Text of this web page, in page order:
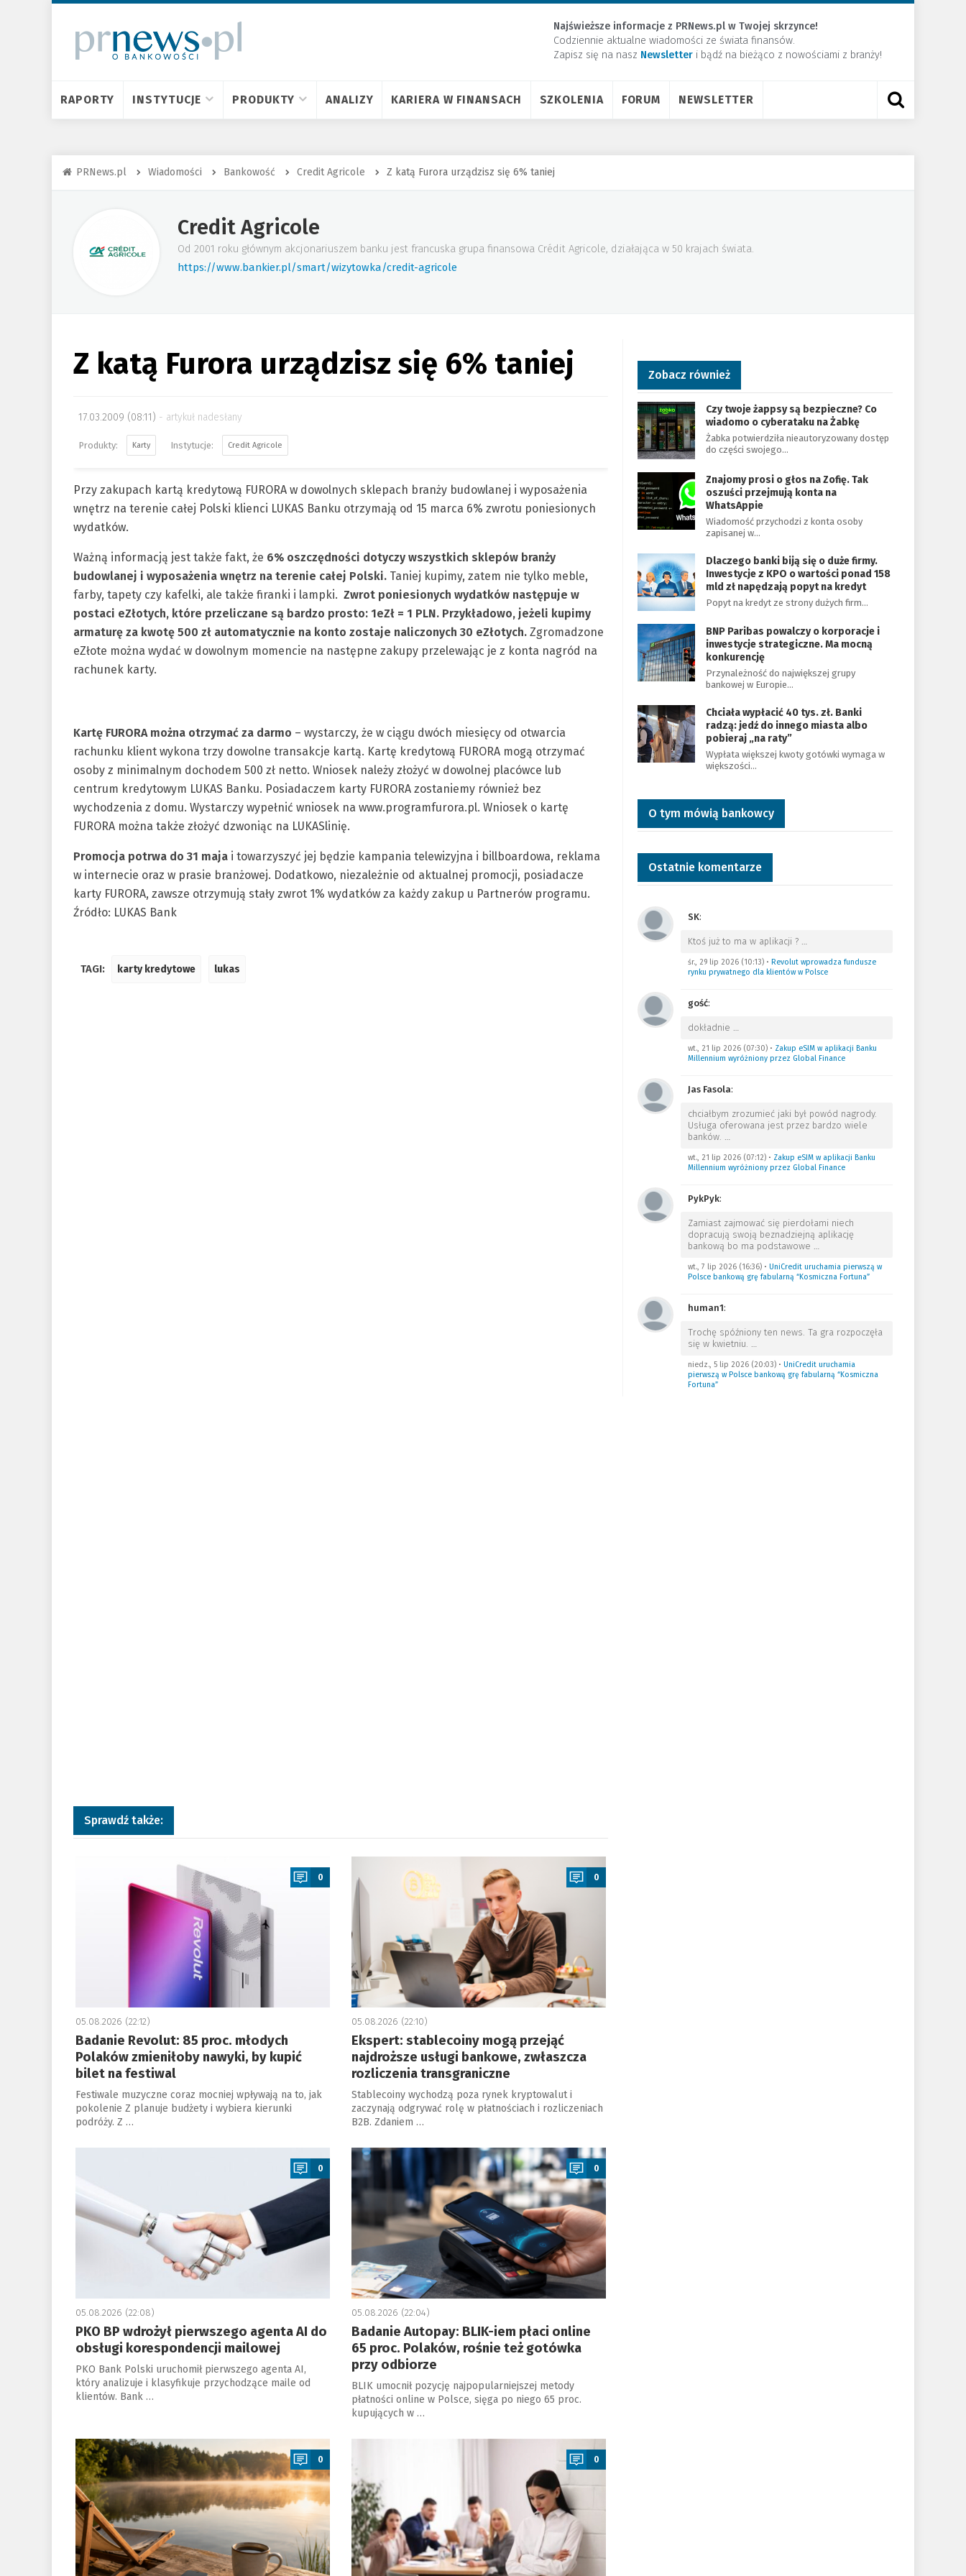
Najświeższe informacje z PRNews.pl w Twojej skrzynce!
Codziennie aktualne wiadomości ze świata finansów.
Zapisz się na nasz Newsletter ​i bądź na bieżąco z nowościami z branży!
RAPORTY INSTYTUCJE PRODUKTY ANALIZY KARIERA W FINANSACH SZKOLENIA FORUM NEWSLETTER
PRNews.pl Wiadomości Bankowość Credit Agricole Z katą Furora urządzisz się 6% taniej
Credit Agricole
Od 2001 roku głównym akcjonariuszem banku jest francuska grupa finansowa Crédit Agricole, działająca w 50 krajach świata.
https://www.bankier.pl/smart/wizytowka/credit-agricole
Z katą Furora urządzisz się 6% taniej
17.03.2009 (08:11) artykuł nadesłany
Karty Credit Agricole
Przy zakupach kartą kredytową FURORA w dowolnych sklepach branży budowlanej i wyposażenia
wnętrz na terenie całej Polski klienci LUKAS Banku otrzymają od 15 marca 6% zwrotu poniesionych
wydatków.
Ważną informacją jest także fakt, że 6% oszczędności dotyczy wszystkich sklepów branży
budowlanej i wyposażenia wnętrz na terenie całej Polski. Taniej kupimy, zatem nie tylko meble,
farby, tapety czy kafelki, ale także firanki i lampki. Zwrot poniesionych wydatków następuje w
postaci eZłotych, które przeliczane są bardzo prosto: 1eZł = 1 PLN. Przykładowo, jeżeli kupimy
armaturę za kwotę 500 zł automatycznie na konto zostaje naliczonych 30 eZłotych. Zgromadzone
eZłote można wydać w dowolnym momencie na następne zakupy przelewając je z konta nagród na
rachunek karty.
Kartę FURORA można otrzymać za darmo – wystarczy, że w ciągu dwóch miesięcy od otwarcia
rachunku klient wykona trzy dowolne transakcje kartą. Kartę kredytową FURORA mogą otrzymać
osoby z minimalnym dochodem 500 zł netto. Wniosek należy złożyć w dowolnej placówce lub
centrum kredytowym LUKAS Banku. Posiadaczem karty FURORA zostaniemy również bez
wychodzenia z domu. Wystarczy wypełnić wniosek na www.programfurora.pl. Wniosek o kartę
FURORA można także złożyć dzwoniąc na LUKASlinię.
Promocja potrwa do 31 maja i towarzyszyć jej będzie kampania telewizyjna i billboardowa, reklama
w internecie oraz w prasie branżowej. Dodatkowo, niezależnie od aktualnej promocji, posiadacze
karty FURORA, zawsze otrzymują stały zwrot 1% wydatków za każdy zakup u Partnerów programu.
Źródło: LUKAS Bank
TAGI: karty kredytowe lukas
Sprawdź także:
0
05.08.2026 (22:12)
Badanie Revolut: 85 proc. młodych
Polaków zmieniłoby nawyki, by kupić
bilet na festiwal
Festiwale muzyczne coraz mocniej wpływają na to, jak
pokolenie Z planuje budżety i wybiera kierunki
podróży. Z …
a
0
05.08.2026 (22:10)
Ekspert: stablecoiny mogą przejąć
najdroższe usługi bankowe, zwłaszcza
rozliczenia transgraniczne
Stablecoiny wychodzą poza rynek kryptowalut i
zaczynają odgrywać rolę w płatnościach i rozliczeniach
B2B. Zdaniem …
a
0
05.08.2026 (22:08)
PKO BP wdrożył pierwszego agenta AI do
obsługi korespondencji mailowej
PKO Bank Polski uruchomił pierwszego agenta AI,
który analizuje i klasyfikuje przychodzące maile od
klientów. Bank …
a
0
05.08.2026 (22:04)
Badanie Autopay: BLIK-iem płaci online
65 proc. Polaków, rośnie też gotówka
przy odbiorze
BLIK umocnił pozycję najpopularniejszej metody
płatności online w Polsce, sięga po niego 65 proc.
kupujących w …
a
0
a
0
Zobacz również
Czy twoje żappsy są bezpieczne? Co
wiadomo o cyberataku na Żabkę
Żabka potwierdziła nieautoryzowany dostęp
do części swojego…
Znajomy prosi o głos na Zofię. Tak
oszuści przejmują konta na
WhatsAppie
Wiadomość przychodzi z konta osoby
zapisanej w…
Dlaczego banki biją się o duże firmy.
Inwestycje z KPO o wartości ponad 158
mld zł napędzają popyt na kredyt
Popyt na kredyt ze strony dużych firm…
BNP Paribas powalczy o korporacje i
inwestycje strategiczne. Ma mocną
konkurencję
Przynależność do największej grupy
bankowej w Europie…
Chciała wypłacić 40 tys. zł. Banki
radzą: jedź do innego miasta albo
pobieraj „na raty”
Wypłata większej kwoty gotówki wymaga w
większości…
O tym mówią bankowcy
Ostatnie komentarze
SK:
Ktoś już to ma w aplikacji ? …
śr., 29 lip 2026 (10:13)• Revolut wprowadza fundusze
rynku prywatnego dla klientów w Polsce
gość:
dokładnie …
wt., 21 lip 2026 (07:30)• Zakup eSIM w aplikacji Banku
Millennium wyróżniony przez Global Finance
Jas Fasola:
chciałbym zrozumieć jaki był powód nagrody.
Usługa oferowana jest przez bardzo wiele
banków. …
wt., 21 lip 2026 (07:12)• Zakup eSIM w aplikacji Banku
Millennium wyróżniony przez Global Finance
PykPyk:
Zamiast zajmować się pierdołami niech
dopracują swoją beznadziejną aplikację
bankową bo ma podstawowe …
wt., 7 lip 2026 (16:36)• UniCredit uruchamia pierwszą w
Polsce bankową grę fabularną “Kosmiczna Fortuna”
human1:
Trochę spóźniony ten news. Ta gra rozpoczęła
się w kwietniu. …
niedz., 5 lip 2026 (20:03)• UniCredit uruchamia
pierwszą w Polsce bankową grę fabularną “Kosmiczna
Fortuna”